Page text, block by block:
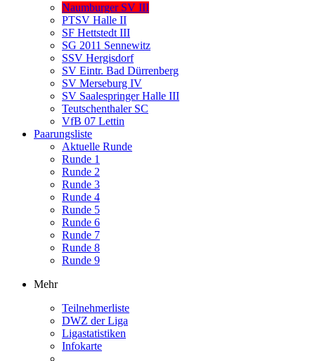
Naumburger SV III
PTSV Halle II
SF Hettstedt III
SG 2011 Sennewitz
SSV Hergisdorf
SV Eintr. Bad Dürrenberg
SV Merseburg IV
SV Saalespringer Halle III
Teutschenthaler SC
VfB 07 Lettin
Paarungsliste
Aktuelle Runde
Runde 1
Runde 2
Runde 3
Runde 4
Runde 5
Runde 6
Runde 7
Runde 8
Runde 9
Mehr
Teilnehmerliste
DWZ der Liga
Ligastatistiken
Infokarte